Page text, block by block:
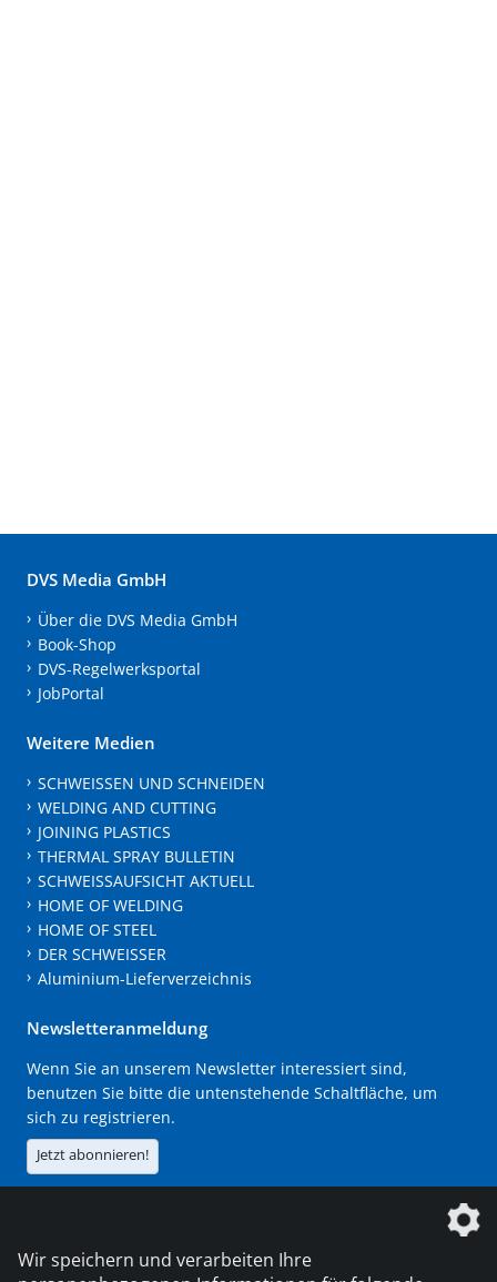
DVS Media GmbH
Über die DVS Media GmbH
Book-Shop
DVS-Regelwerksportal
JobPortal
Weitere Medien
SCHWEISSEN UND SCHNEIDEN
WELDING AND CUTTING
JOINING PLASTICS
THERMAL SPRAY BULLETIN
SCHWEISSAUFSICHT AKTUELL
HOME OF WELDING
HOME OF STEEL
DER SCHWEISSER
Aluminium-Lieferverzeichnis
Newsletteranmeldung
Wenn Sie an unserem Newsletter interessiert sind,
benutzen Sie bitte die untenstehende Schaltfläche, um
sich zu registrieren.
Jetzt abonnieren!
Die DVS Media GmbH ist ein Unternehmen der
Wir speichern und verarbeiten Ihre